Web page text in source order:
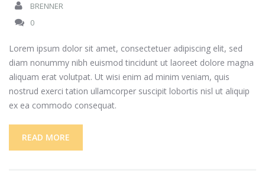
BRENNER
0
Lorem ipsum dolor sit amet, consectetuer adipiscing elit, sed
diam nonummy nibh euismod tincidunt ut laoreet dolore magna
aliquam erat volutpat. Ut wisi enim ad minim veniam, quis
nostrud exerci tation ullamcorper suscipit lobortis nisl ut aliquip
ex ea commodo consequat.
READ MORE